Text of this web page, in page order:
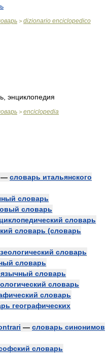
> dizionario enciclopedico
энциклопедия
> enciclopedia
— словарь итальянского
словарь
словарь
словарь
словарь (словарь
словарь
словарь
словарь
словарь
словарь
географических
— словарь синонимов
словарь